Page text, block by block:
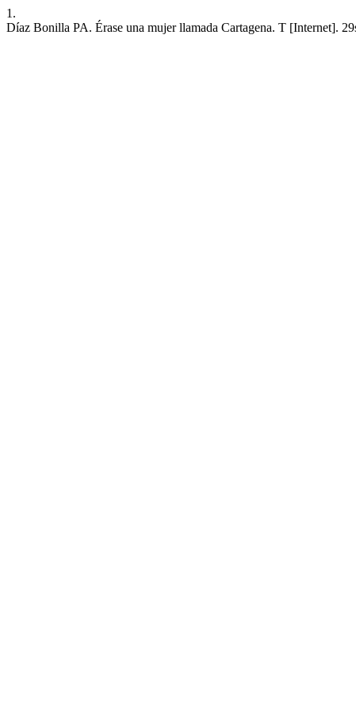
1.
Díaz Bonilla PA. Érase una mujer llamada Cartagena. T [Internet].